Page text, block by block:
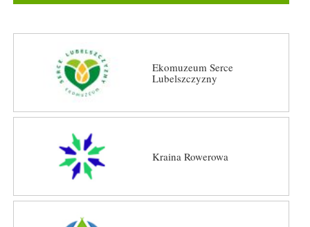
Ekomuzeum Serce
Lubelszczyzny
Kraina Rowerowa